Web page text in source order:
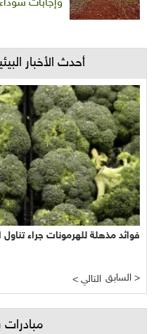
وإجابات
أحدث الأخبار
فوائد مذهلة للهرمونات جراء تناول
< التالي السابق >
مبادرات